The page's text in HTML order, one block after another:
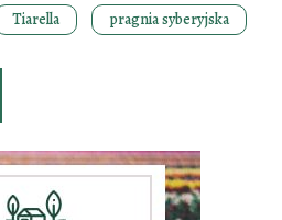
Tiarella pragnia syberyjska